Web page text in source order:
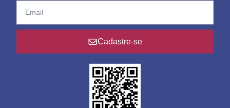
Cadastre-se